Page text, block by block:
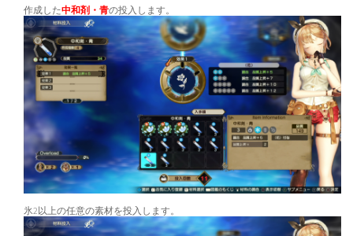
作成した中和剤・青の投入します。
氷2以上の任意の素材を投入します。